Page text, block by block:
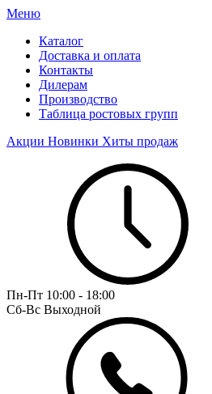
Меню
Каталог
Доставка и оплата
Контакты
Дилерам
Производство
Таблица ростовых групп
Акции Новинки Хиты продаж
Пн-Пт 10:00 - 18:00
Сб-Вс Выходной